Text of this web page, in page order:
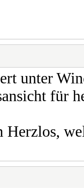
unter
für
Herzlos,